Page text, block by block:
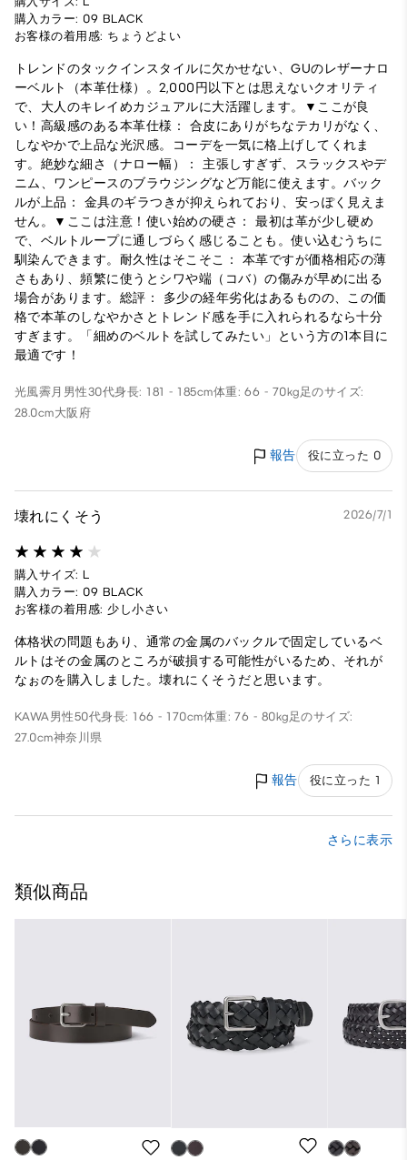
購入カラー: 09 BLACK
お客様の着用感: ちょうどよい
トレンドのタックインスタイルに欠かせない、GUのレザーナロ
ーベルト（本革仕様）。2,000円以下とは思えないクオリティ
で、大人のキレイめカジュアルに大活躍します。 ​▼ここが良
い！ ​高級感のある本革仕様： 合皮にありがちなテカリがなく、
しなやかで上品な光沢感。コーデを一気に格上げしてくれま
す。 ​絶妙な細さ（ナロー幅）： 主張しすぎず、スラックスやデ
ニム、ワンピースのブラウジングなど万能に使えます。 ​バック
ルが上品： 金具のギラつきが抑えられており、安っぽく見えま
せん。 ​▼ここは注意！ ​使い始めの硬さ： 最初は革が少し硬め
で、ベルトループに通しづらく感じることも。使い込むうちに
馴染んできます。 ​耐久性はそこそこ： 本革ですが価格相応の薄
さもあり、頻繁に使うとシワや端（コバ）の傷みが早めに出る
場合があります。 ​総評： 多少の経年劣化はあるものの、この価
格で本革のしなやかさとトレンド感を手に入れられるなら十分
すぎます。「細めのベルトを試してみたい」という方の1本目に
最適です！
光風霽月 男性30代身長: 181 - 185cm体重: 66 - 70kg 足のサイズ:
28.0cm大阪府
報告 役に立った 0
壊れにくそう 2026/7/1
購入サイズ: L
購入カラー: 09 BLACK
お客様の着用感: 少し小さい
体格状の問題もあり、通常の金属のバックルで固定しているベ
ルトはその金属のところが破損する可能性がいるため、それが
なぉのを購入しました。壊れにくそうだと思います。
KAWA 男性50代身長: 166 - 170cm体重: 76 - 80kg 足のサイズ:
27.0cm神奈川県
報告 役に立った 1
さらに表示
類似商品